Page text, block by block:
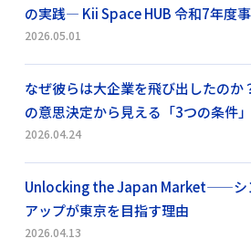
の実践― Kii Space HUB 令和7年度
2026.05.01
なぜ彼らは大企業を飛び出したのか
の意思決定から見える「3つの条件」
2026.04.24
Unlocking the Japan Market——シ
アップが東京を目指す理由
2026.04.13